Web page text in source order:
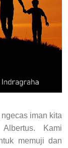
iman kita
Kami
memuji dan